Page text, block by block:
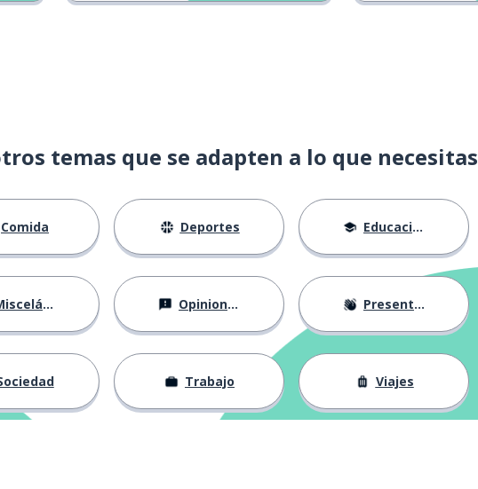
temas que se adapten a lo que necesitas
Comida Deportes Educación
Opiniones Presentándose
Trabajo Viajes